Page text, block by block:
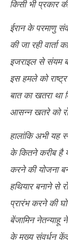
किसी भी प्रकार
ईरान के परमाणु
की जा रही
इजराइल से संयम
इस हमले को
बात का खतरा था
आसन्न खतरे को
हालांकि अभी यह
के कितने करीब है
करने की योजना
हथियार बनाने से
प्रारंभ करने की
बेंजामिन नेतन्याहू
के मुख्य संवर्धन